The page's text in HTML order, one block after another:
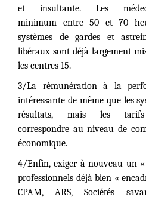
et insultante. Les
minimum entre 50 et 70
systèmes de gardes et
libéraux sont déjà largement
les centres 15.
3/La rémunération à la
intéressante de même que les
résultats, mais les
correspondre au niveau de
économique.
4/Enfin, exiger à nouveau un
professionnels déjà bien «
CPAM, ARS, Sociétés